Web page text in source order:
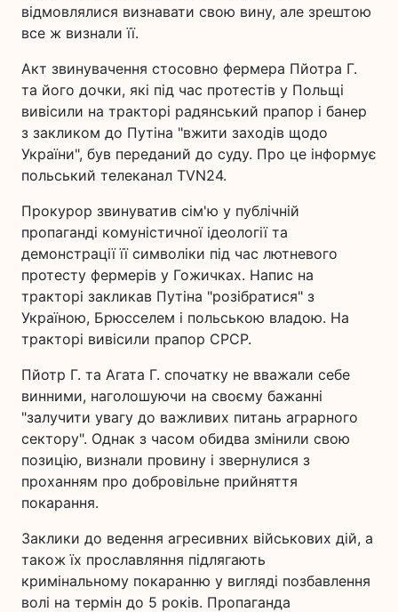
відмовлялися визнавати свою вину, але зрештою
все ж визнали її.
Акт звинувачення стосовно фермера Пйотра Г.
та його дочки, які під час протестів у Польщі
вивісили на тракторі радянський прапор і банер
з закликом до Путіна "вжити заходів щодо
України", був переданий до суду. Про це інформує
польський телеканал TVN24.
Прокурор звинуватив сім'ю у публічній
пропаганді комуністичної ідеології та
демонстрації її символіки під час лютневого
протесту фермерів у Гожичках. Напис на
тракторі закликав Путіна "розібратися" з
Україною, Брюсселем і польською владою. На
тракторі вивісили прапор СРСР.
Пйотр Г. та Агата Г. спочатку не вважали себе
винними, наголошуючи на своєму бажанні
"залучити увагу до важливих питань аграрного
сектору". Однак з часом обидва змінили свою
позицію, визнали провину і звернулися з
проханням про добровільне прийняття
покарання.
Заклики до ведення агресивних військових дій, а
також їх прославляння підлягають
кримінальному покаранню у вигляді позбавлення
волі на термін до 5 років. Пропаганда